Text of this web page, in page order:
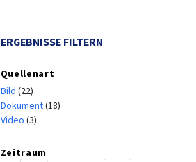
ERGEBNISSE FILTERN
Quellenart
Bild (22)
Dokument(18)
Video (3)
Zeitraum